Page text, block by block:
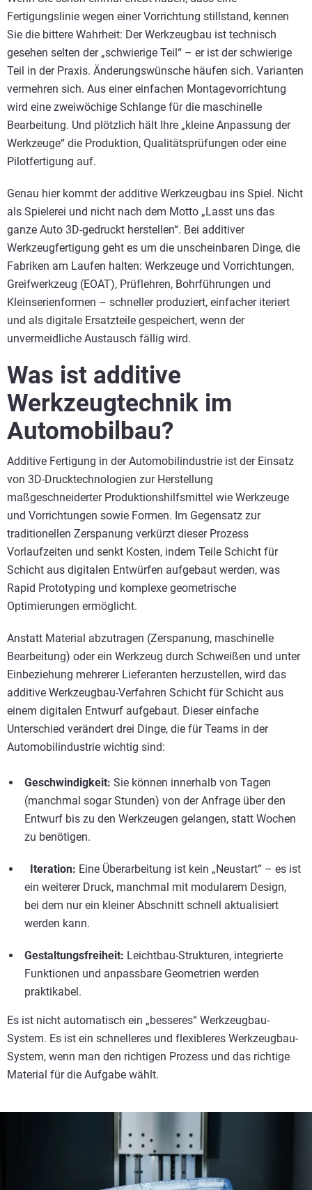
Fertigungslinie wegen einer Vorrichtung stillstand, kennen
Sie die bittere Wahrheit: Der Werkzeugbau ist technisch
gesehen selten der „schwierige Teil“ – er ist der schwierige
Teil in der Praxis. Änderungswünsche häufen sich. Varianten
vermehren sich. Aus einer einfachen Montagevorrichtung
wird eine zweiwöchige Schlange für die maschinelle
Bearbeitung. Und plötzlich hält Ihre „kleine Anpassung der
Werkzeuge“ die Produktion, Qualitätsprüfungen oder eine
Pilotfertigung auf.
Genau hier kommt der additive Werkzeugbau ins Spiel. Nicht
als Spielerei und nicht nach dem Motto „Lasst uns das
ganze Auto 3D-gedruckt herstellen“. Bei additiver
Werkzeugfertigung geht es um die unscheinbaren Dinge, die
Fabriken am Laufen halten: Werkzeuge und Vorrichtungen,
Greifwerkzeug (EOAT), Prüflehren, Bohrführungen und
Kleinserienformen – schneller produziert, einfacher iteriert
und als digitale Ersatzteile gespeichert, wenn der
unvermeidliche Austausch fällig wird.
Was ist additive
Werkzeugtechnik im
Automobilbau?
Additive Fertigung in der Automobilindustrie ist der Einsatz
von 3D-Drucktechnologien zur Herstellung
maßgeschneiderter Produktionshilfsmittel wie Werkzeuge
und Vorrichtungen sowie Formen. Im Gegensatz zur
traditionellen Zerspanung verkürzt dieser Prozess
Vorlaufzeiten und senkt Kosten, indem Teile Schicht für
Schicht aus digitalen Entwürfen aufgebaut werden, was
Rapid Prototyping und komplexe geometrische
Optimierungen ermöglicht.
Anstatt Material abzutragen (Zerspanung, maschinelle
Bearbeitung) oder ein Werkzeug durch Schweißen und unter
Einbeziehung mehrerer Lieferanten herzustellen, wird das
additive Werkzeugbau-Verfahren Schicht für Schicht aus
einem digitalen Entwurf aufgebaut. Dieser einfache
Unterschied verändert drei Dinge, die für Teams in der
Automobilindustrie wichtig sind:
Geschwindigkeit: Sie können innerhalb von Tagen
(manchmal sogar Stunden) von der Anfrage über den
Entwurf bis zu den Werkzeugen gelangen, statt Wochen
zu benötigen.
Iteration: Eine Überarbeitung ist kein „Neustart“ – es ist
ein weiterer Druck, manchmal mit modularem Design,
bei dem nur ein kleiner Abschnitt schnell aktualisiert
werden kann.
Gestaltungsfreiheit: Leichtbau-Strukturen, integrierte
Funktionen und anpassbare Geometrien werden
praktikabel.
Es ist nicht automatisch ein „besseres“ Werkzeugbau-
System. Es ist ein schnelleres und flexibleres Werkzeugbau-
System, wenn man den richtigen Prozess und das richtige
Material für die Aufgabe wählt.